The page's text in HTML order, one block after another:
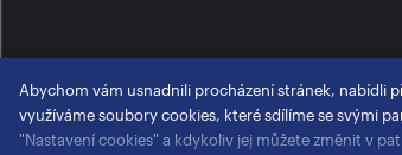
Abychom vám usnadnili procházení stránek, nabídli
využíváme soubory cookies, které sdílíme se svými
"Nastavení cookies" a kdykoliv jej můžete změnit v